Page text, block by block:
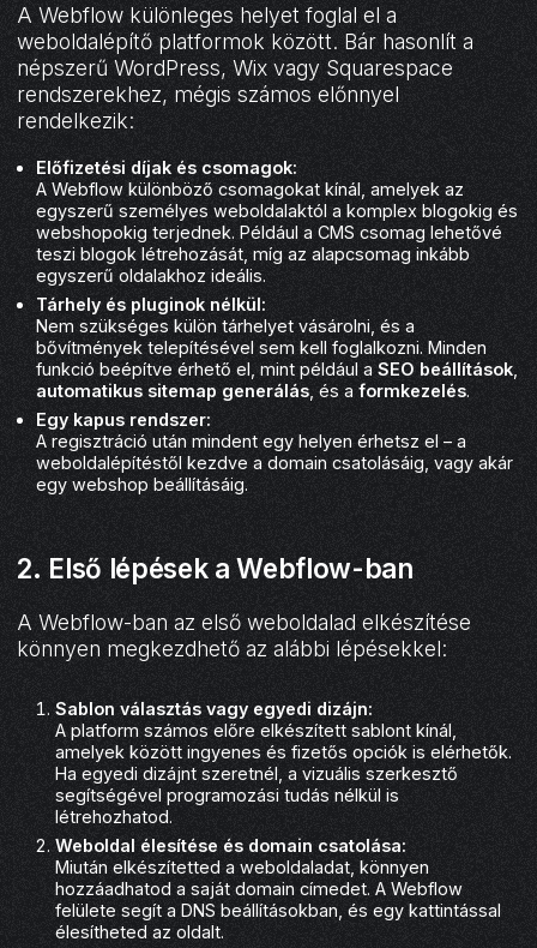
A Webflow különleges helyet foglal el a
weboldalépítő platformok között. Bár hasonlít a
népszerű WordPress, Wix vagy Squarespace
rendszerekhez, mégis számos előnnyel
rendelkezik:
Előfizetési díjak és csomagok:
A Webflow különböző csomagokat kínál, amelyek az
egyszerű személyes weboldalaktól a komplex blogokig és
webshopokig terjednek. Például a CMS csomag lehetővé
teszi blogok létrehozását, míg az alapcsomag inkább
egyszerű oldalakhoz ideális.
Tárhely és pluginok nélkül:
Nem szükséges külön tárhelyet vásárolni, és a
bővítmények telepítésével sem kell foglalkozni. Minden
funkció beépítve érhető el, mint például aSEO beállítások
automatikus sitemap generálás , és aformkezelés.
Egy kapus rendszer:
A regisztráció után mindent egy helyen érhetsz el – a
weboldalépítéstől kezdve a domain csatolásáig, vagy akár
egy webshop beállításáig.
2. Első lépések a Webflow-ban
A Webflow-ban az első weboldalad elkészítése
könnyen megkezdhető az alábbi lépésekkel:
Sablon választás vagy egyedi dizájn:
A platform számos előre elkészített sablont kínál,
amelyek között ingyenes és fizetős opciók is elérhetők.
Ha egyedi dizájnt szeretnél, a vizuális szerkesztő
segítségével programozási tudás nélkül is
létrehozhatod.
Weboldal élesítése és domain csatolása:
Miután elkészítetted a weboldaladat, könnyen
hozzáadhatod a saját domain címedet. A Webflow
felülete segít a DNS beállításokban, és egy kattintással
élesítheted az oldalt.